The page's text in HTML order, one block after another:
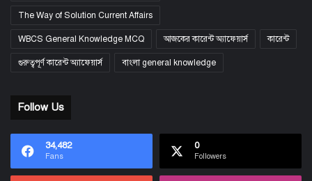
The Way of Solution Current Affairs
WBCS General Knowledge MCQ আজকের কারেন্ট অ্যাফেয়ার্স কারেন্ট
গুরুত্বপূর্ণ কারেন্ট অ্যাফেয়ার্স বাংলা general knowledge
Follow Us
34,482
Fans
0
Followers